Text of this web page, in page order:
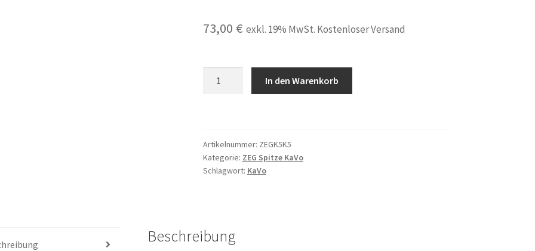
73,00 € exkl. 19% MwSt. Kostenloser Versand
Spitze
Scaler
SONICflex
In den Warenkorb
Artikelnummer: ZEGK5K5
Kategorie: ZEG Spitze KaVo
Schlagwort: KaVo
Beschreibung